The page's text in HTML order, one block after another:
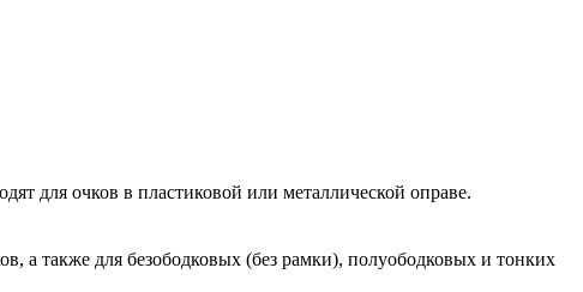
для очков в пластиковой или металлической оправе.
а также для безободковых (без рамки), полуободковых и тонких